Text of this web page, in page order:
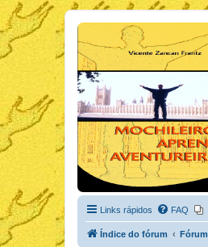
Links rápidos FAQ
Índice do fórum Fórum